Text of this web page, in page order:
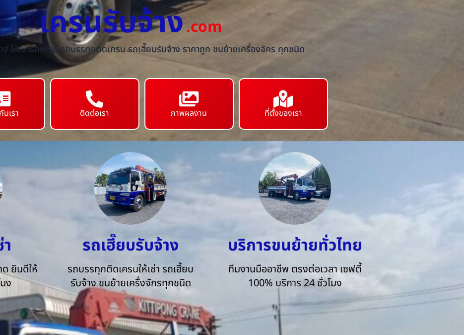
เครนรับจ้าง.com
ง ให้เช่ารถเครน รถบรรทุกติดเครน รถเฮี๊ยบรับจ้าง ราคาถูก ขนย้ายเครื่องจักร ทุกชนิด
บเรา ติดต่อเรา ภาพผลงาน ที่ตั้งของเรา
ด ยินดีให้
ง
รถเฮี๊ยบรับจ้าง
รถบรรทุกติดเครนให้เช่า รถเฮี้ยบ
รับจ้าง ขนย้ายเครื่งจักรทุกชนิด
บริการขนย้ายทั่วไทย
ทีมงานมืออาชีพ ตรงต่อเวลา เซฟตี้
100% บริการ 24 ชั่วโมง